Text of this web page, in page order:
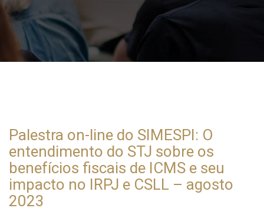
Palestra on-line do SIMESPI: O
entendimento do STJ sobre os
benefícios fiscais de ICMS e seu
impacto no IRPJ e CSLL – agosto
2023